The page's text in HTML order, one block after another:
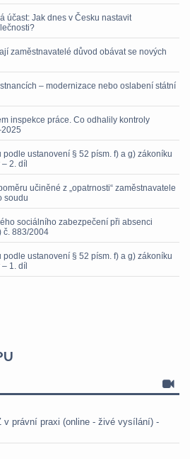
účast: Jak dnes v Česku nastavit
zaměstnavatelé důvod obávat se nových
– modernizace nebo oslabení státní
inspekce práce. Co odhalily kontroly
ustanovení § 52 písm. f) a g) zákoníku
2. díl
učiněné z „opatrnosti“ zaměstnavatele
soudu
sociálního zabezpečení při absenci
č. 883/2004
ustanovení § 52 písm. f) a g) zákoníku
1. díl
v právní praxi (online - živé vysílání) -